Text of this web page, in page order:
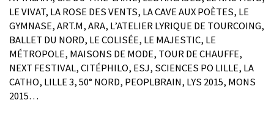
LE VIVAT, LA ROSE DES VENTS, LA CAVE AUX POÈTES, LE
GYMNASE, ART.M, ARA, L’ATELIER LYRIQUE DE TOURCOING,
BALLET DU NORD, LE COLISÉE, LE MAJESTIC, LE
MÉTROPOLE, MAISONS DE MODE, TOUR DE CHAUFFE,
NEXT FESTIVAL, CITÉPHILO, ESJ, SCIENCES PO LILLE, LA
CATHO, LILLE 3, 50° NORD, PEOPLBRAIN, LYS 2015, MONS
2015…